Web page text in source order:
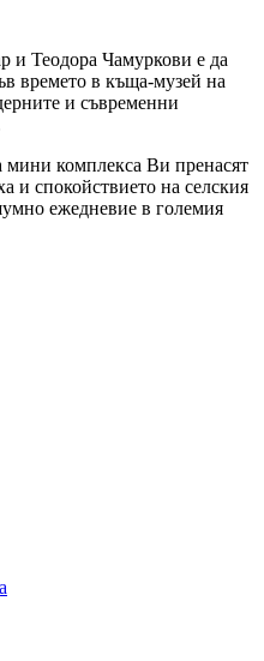
и Теодора Чамуркови е да
времето в къща-музей на
и съвременни
мини комплекса Ви пренасят
и спокойствието на селския
ежедневие в големия